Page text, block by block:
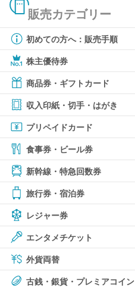
販売カテゴリー
初めての方へ：販売手順
株主優待券
商品券・ギフトカード
収入印紙・切手・はがき
プリペイドカード
食事券・ビール券
新幹線・特急回数券
旅行券・宿泊券
レジャー券
エンタメチケット
外貨両替
古銭・銀貨・プレミアコイン